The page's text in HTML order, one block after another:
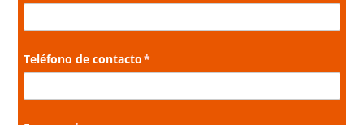
Teléfono de contacto*
(necesario)